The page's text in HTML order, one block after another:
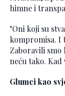
himne i
"Oni koji su
kompromisa. I
Zaboravili smo
neću tako. Kad
Glumci kao